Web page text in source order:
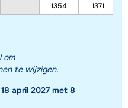
gebied
1354
1371
om
te wijzigen.
april 2027 met 8